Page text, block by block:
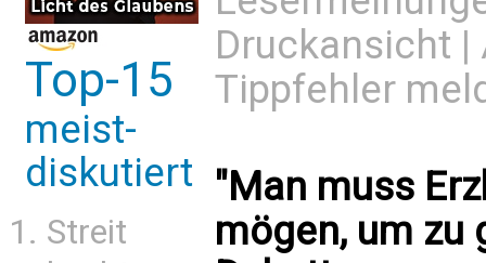
Top-15
meist-
diskutiert
Streit
Druckansicht |
Tippfehler
"Man muss
mögen, um zu